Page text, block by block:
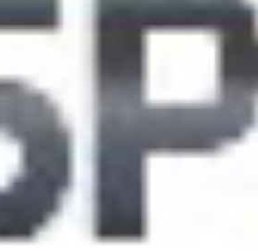
M
DUBOUILH FRAN?OIS
MONTULET JULIEN M
MIQUEL VICTOR
BOUSQUET MAXIME
POULOT SAMUEL
SALGADO MATHIAS